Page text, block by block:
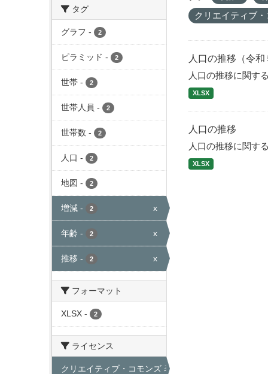
タグ
グラフ - 2
ピラミッド - 2
世帯 - 2
世帯人員 - 2
世帯数 - 2
人口 - 2
地図 - 2
増減 - 2 x
年齢 - 2 x
推移 - 2 x
フォーマット
XLSX - 2
ライセンス
クリエイティブ・コモンズ 表示
クリエイティブ
人口の推移（令和
人口の推移に関す
XLSX
人口の推移
人口の推移に関す
XLSX